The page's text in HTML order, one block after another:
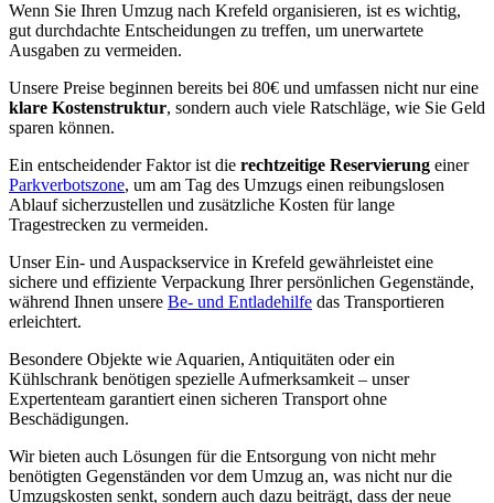
Wenn Sie Ihren Umzug nach Krefeld organisieren, ist es wichtig,
gut durchdachte Entscheidungen zu treffen, um unerwartete
Ausgaben zu vermeiden.
Unsere Preise beginnen bereits bei 80€ und umfassen nicht nur eine
klare Kostenstruktur, sondern auch viele Ratschläge, wie Sie Geld
sparen können.
Ein entscheidender Faktor ist die rechtzeitige Reservierung einer
Parkverbotszone, um am Tag des Umzugs einen reibungslosen
Ablauf sicherzustellen und zusätzliche Kosten für lange
Tragestrecken zu vermeiden.
Unser Ein- und Auspackservice in Krefeld gewährleistet eine
sichere und effiziente Verpackung Ihrer persönlichen Gegenstände,
während Ihnen unsere Be- und Entladehilfe das Transportieren
erleichtert.
Besondere Objekte wie Aquarien, Antiquitäten oder ein
Kühlschrank benötigen spezielle Aufmerksamkeit – unser
Expertenteam garantiert einen sicheren Transport ohne
Beschädigungen.
Wir bieten auch Lösungen für die Entsorgung von nicht mehr
benötigten Gegenständen vor dem Umzug an, was nicht nur die
Umzugskosten senkt, sondern auch dazu beiträgt, dass der neue